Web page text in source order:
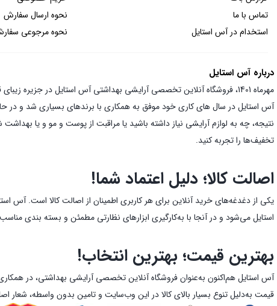
تماس با ما
استخدام در آس استایل
نحوه ارسال سفارش
نحوه مرجوعی
درباره آس استایل
مهرماه 1401، فروشگاه آنلاین تخصصی آرایشی بهداشتی آس استایل در جزیره زیبای قشم متولد شد و از همان ابتدا با هدف قرار دادن ارائه بهترین قیمت و تضمین اصالت کالا توانست به جایگاه ویژه‌ای دست یابد.
نتیجه، چه به لوازم آرایشی نیاز داشته باشید یا مراقبت از پوست و مو و یا
تخفیف‌ها را تجربه کنید.
اصالت کالا؛ دلیل اعتماد شما!
یکی از دغدغه‌های خرید آنلاین برای هر کاربری اطمینان از اصالت کالا است. آس
استایل می‌شود و در آنجا با به‌کارگیری ابزارهای نظارتی مطمئن و بسته بندی
بهترین قیمت؛ بهترین انتخاب!
آس استایل هم‌اکنون به‌عنوان فروشگاه آنلاین تخصصی آرایشی بهداشتی، در
قیمت به‌دلیل تنوع بسیار بالای کالا در این وب‌سایت و تامین بدون واسطه،